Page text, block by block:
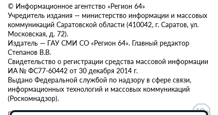
© Информационное агентство «Регион 64»
Учредитель издания — министерство информации и массовых
коммуникаций Саратовской области (410042, г. Саратов, ул.
Московская, д. 72).
Издатель — ГАУ СМИ СО «Регион 64». Главный редактор
Степанов В.В.
Свидетельство о регистрации средства массовой информации
ИА № ФС77-60442 от 30 декабря 2014 г.
Выдано Федеральной службой по надзору в сфере связи,
информационных технологий и массовых коммуникаций
(Роскомнадзор).